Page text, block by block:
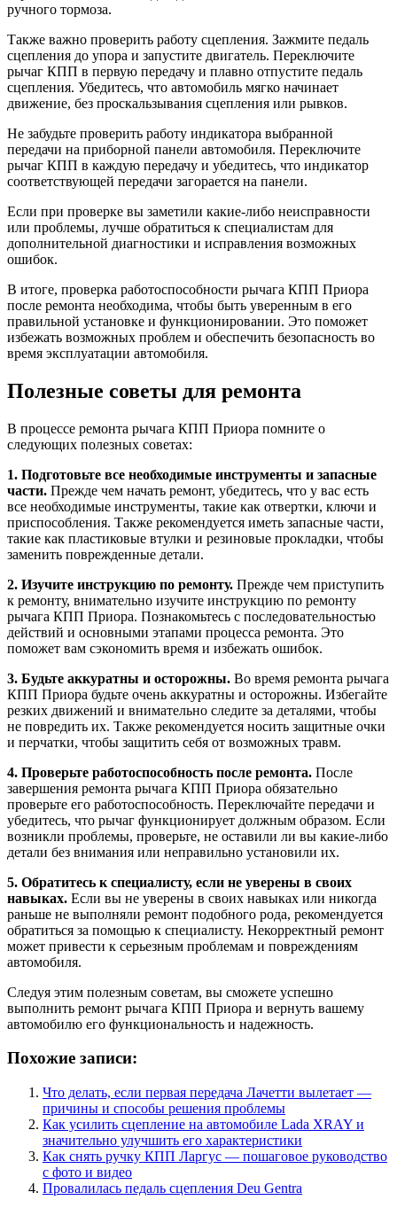
ручного тормоза.
Также важно проверить работу сцепления. Зажмите педаль
сцепления до упора и запустите двигатель. Переключите
рычаг КПП в первую передачу и плавно отпустите педаль
сцепления. Убедитесь, что автомобиль мягко начинает
движение, без проскальзывания сцепления или рывков.
Не забудьте проверить работу индикатора выбранной
передачи на приборной панели автомобиля. Переключите
рычаг КПП в каждую передачу и убедитесь, что индикатор
соответствующей передачи загорается на панели.
Если при проверке вы заметили какие-либо неисправности
или проблемы, лучше обратиться к специалистам для
дополнительной диагностики и исправления возможных
ошибок.
В итоге, проверка работоспособности рычага КПП Приора
после ремонта необходима, чтобы быть уверенным в его
правильной установке и функционировании. Это поможет
избежать возможных проблем и обеспечить безопасность во
время эксплуатации автомобиля.
Полезные советы для ремонта
В процессе ремонта рычага КПП Приора помните о
следующих полезных советах:
1. Подготовьте все необходимые инструменты и запасные
части. Прежде чем начать ремонт, убедитесь, что у вас есть
все необходимые инструменты, такие как отвертки, ключи и
приспособления. Также рекомендуется иметь запасные части,
такие как пластиковые втулки и резиновые прокладки, чтобы
заменить поврежденные детали.
2. Изучите инструкцию по ремонту. Прежде чем приступить
к ремонту, внимательно изучите инструкцию по ремонту
рычага КПП Приора. Познакомьтесь с последовательностью
действий и основными этапами процесса ремонта. Это
поможет вам сэкономить время и избежать ошибок.
3. Будьте аккуратны и осторожны. Во время ремонта рычага
КПП Приора будьте очень аккуратны и осторожны. Избегайте
резких движений и внимательно следите за деталями, чтобы
не повредить их. Также рекомендуется носить защитные очки
и перчатки, чтобы защитить себя от возможных травм.
4. Проверьте работоспособность после ремонта. После
завершения ремонта рычага КПП Приора обязательно
проверьте его работоспособность. Переключайте передачи и
убедитесь, что рычаг функционирует должным образом. Если
возникли проблемы, проверьте, не оставили ли вы какие-либо
детали без внимания или неправильно установили их.
5. Обратитесь к специалисту, если не уверены в своих
навыках. Если вы не уверены в своих навыках или никогда
раньше не выполняли ремонт подобного рода, рекомендуется
обратиться за помощью к специалисту. Некорректный ремонт
может привести к серьезным проблемам и повреждениям
автомобиля.
Следуя этим полезным советам, вы сможете успешно
выполнить ремонт рычага КПП Приора и вернуть вашему
автомобилю его функциональность и надежность.
Похожие записи:
Что делать, если первая передача Лачетти вылетает —
причины и способы решения проблемы
Как усилить сцепление на автомобиле Lada XRAY и
значительно улучшить его характеристики
Как снять ручку КПП Ларгус — пошаговое руководство
с фото и видео
Провалилась педаль сцепления Deu Gentra